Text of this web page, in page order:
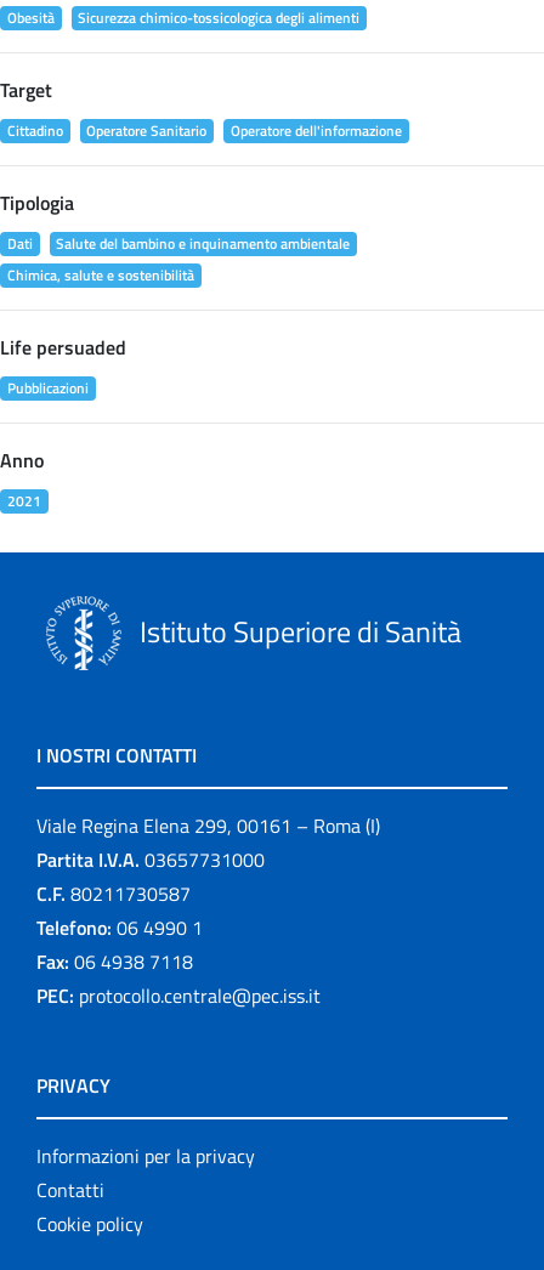
Obesità
Sicurezza chimico-tossicologica degli alimenti
Target
Cittadino Operatore Sanitario Operatore dell'informazione
Tipologia
Dati
Salute del bambino e inquinamento ambientale
Chimica, salute e sostenibilità
Life persuaded
Pubblicazioni
Anno
2021
Istituto Superiore di Sanità
I NOSTRI CONTATTI
Viale Regina Elena 299, 00161 – Roma (I)
Partita I.V.A. 03657731000
C.F. 80211730587
Telefono: 06 4990 1
Fax: 06 4938 7118
PEC: protocollo.centrale@pec.iss.it
PRIVACY
Informazioni per la privacy
Contatti
Cookie policy